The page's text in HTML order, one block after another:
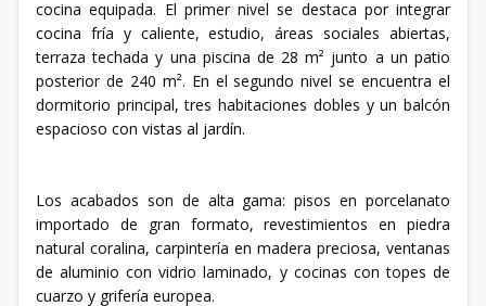
cocina equipada. El primer nivel se destaca por integrar
cocina fría y caliente, estudio, áreas sociales abiertas,
terraza techada y una piscina de 28 m² junto a un patio
posterior de 240 m². En el segundo nivel se encuentra el
dormitorio principal, tres habitaciones dobles y un balcón
espacioso con vistas al jardín.
Los acabados son de alta gama: pisos en porcelanato
importado de gran formato, revestimientos en piedra
natural coralina, carpintería en madera preciosa, ventanas
de aluminio con vidrio laminado, y cocinas con topes de
cuarzo y grifería europea.